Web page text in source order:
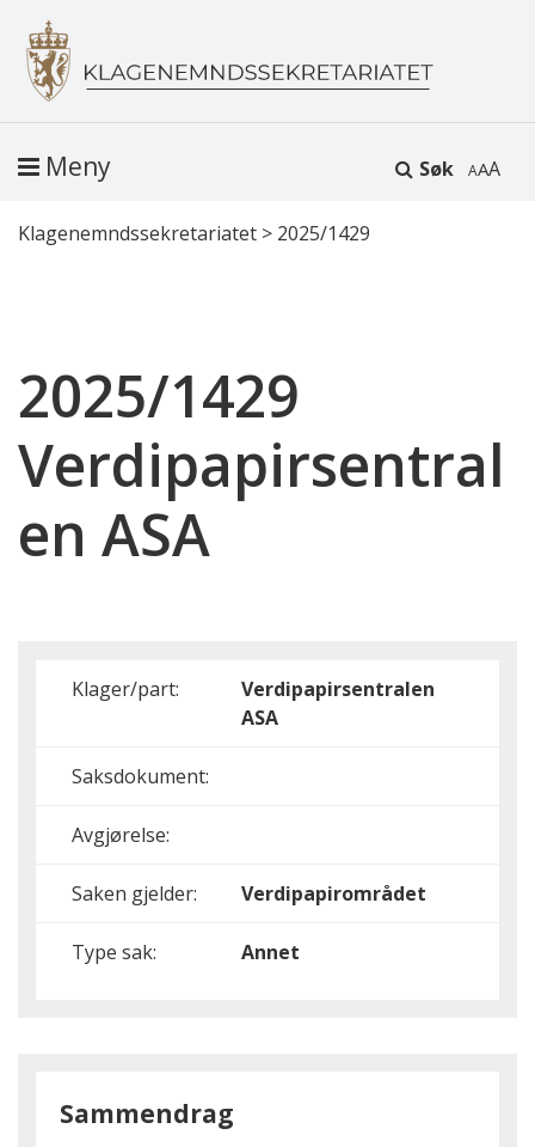
Søk A
Meny
Klagenemndssekretariatet > 2025/1429
2025/1429
Verdipapirsentral
en ASA
Klager/part:
Verdipapirsentralen
ASA
Saksdokument:
Avgjørelse:
Saken gjelder: Verdipapirområdet
Type sak: Annet
Sammendrag